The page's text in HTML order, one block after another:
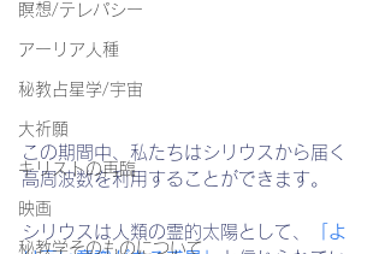
瞑想/テレパシー
アーリア人種
秘教占星学/宇宙
大祈願
キリストの再臨
映画
秘教学そのものについて
この期間中、私たちはシリウスから届く
高周波数を利用することができます。
シリウスは人類の霊的太陽として、
「よ